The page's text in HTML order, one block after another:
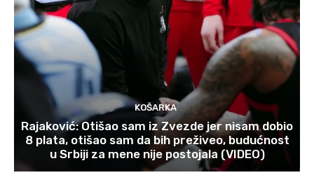
KOŠARKA
Rajaković: Otišao sam iz Zvezde jer nisam dobio
8 plata, otišao sam da bih preživeo, budućnost
u Srbiji za mene nije postojala (VIDEO)